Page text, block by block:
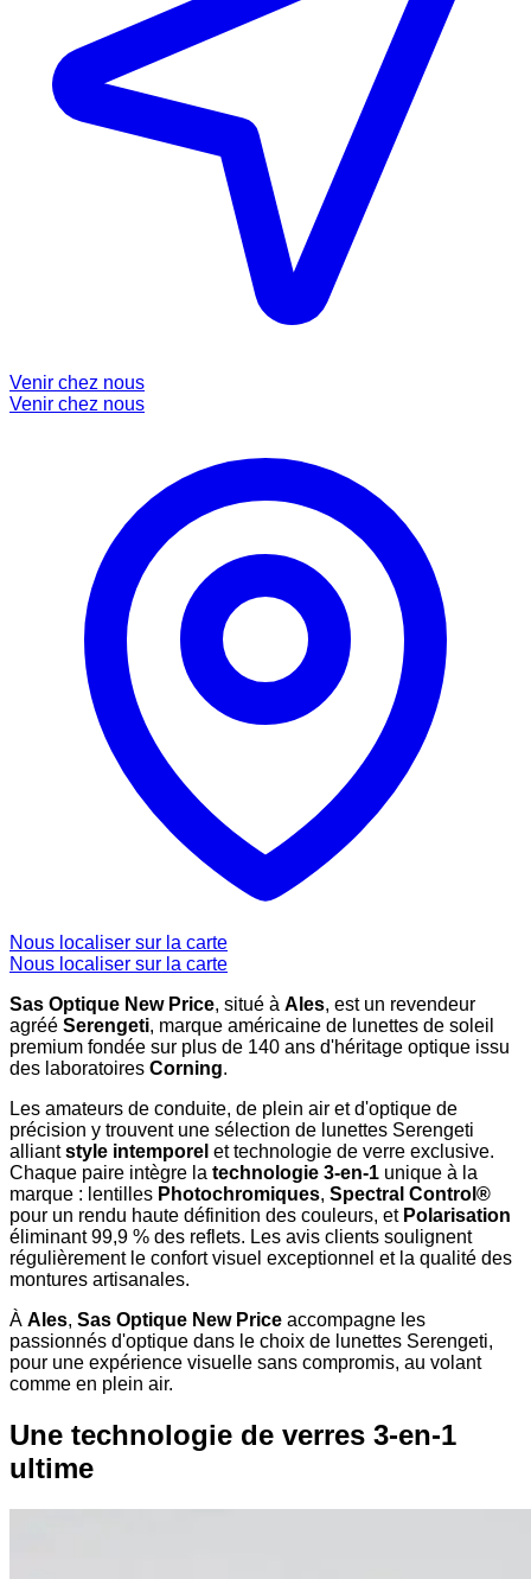
Venir chez nous
Venir chez nous
Nous localiser sur la carte
Nous localiser sur la carte
Sas Optique New Price, situé à Ales, est un revendeur
agréé Serengeti, marque américaine de lunettes de soleil
premium fondée sur plus de 140 ans d'héritage optique issu
des laboratoires Corning.
Les amateurs de conduite, de plein air et d'optique de
précision y trouvent une sélection de lunettes Serengeti
alliantstyle intemporel et technologie de verre exclusive.
Chaque paire intègre la technologie 3-en-1 unique à la
marque : lentilles Photochromiques, Spectral Control®
pour un rendu haute définition des couleurs, et Polarisation
éliminant 99,9 % des reflets. Les avis clients soulignent
régulièrement le confort visuel exceptionnel et la qualité des
montures artisanales.
À Ales, Sas Optique New Price accompagne les
passionnés d'optique dans le choix de lunettes Serengeti,
pour une expérience visuelle sans compromis, au volant
comme en plein air.
Une technologie de verres 3-en-1
ultime